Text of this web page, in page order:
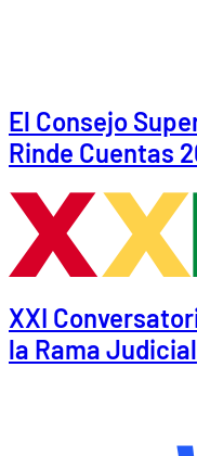
El Consejo
Rinde Cuentas
XXI
la Rama Judicial